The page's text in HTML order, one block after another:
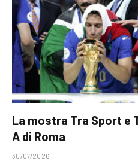
La mostra Tra Sport e
A di Roma
30/07/2026